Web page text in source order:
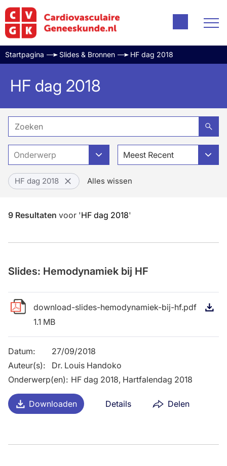
Startpagina Slides & Bronnen HF dag 2018
HF dag 2018
Onderwerp Meest Recent
HF dag 2018 Alles wissen
9 Resultaten voor 'HF dag 2018'
Downloaden Details Delen
Slides: Hemodynamiek bij HF
download-slides-hemodynamiek-bij-hf.pdf
1.1 MB
Datum:
27/09/2018
Auteur(s):
Dr. Louis Handoko
Onderwerp(en): HF dag 2018, Hartfalendag 2018